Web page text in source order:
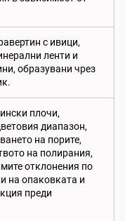
с ивици,
ленти и
образувани чрез
плочи,
диапазон,
на порите,
на полирания,
отклонения по
на опаковката и
преди